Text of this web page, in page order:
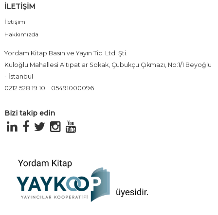
İLETİŞİM
İletişim
Hakkımızda
Yordam Kitap Basın ve Yayın Tic. Ltd. Şti.
Kuloğlu Mahallesi Altıpatlar Sokak, Çubukçu Çıkmazı, No:1/1 Beyoğlu
- İstanbul
0212 528 19 10
05491000096
Bizi takip edin